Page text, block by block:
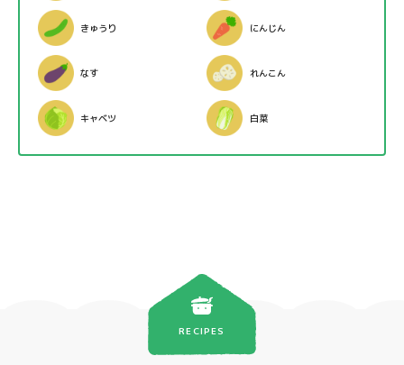
きゅうり にんじん
なす れんこん
キャベツ 白菜
RECIPES